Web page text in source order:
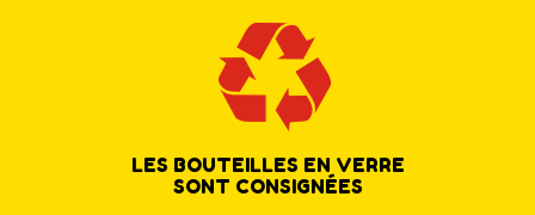
LES BOUTEILLES EN VERRE
SONT CONSIGNÉES